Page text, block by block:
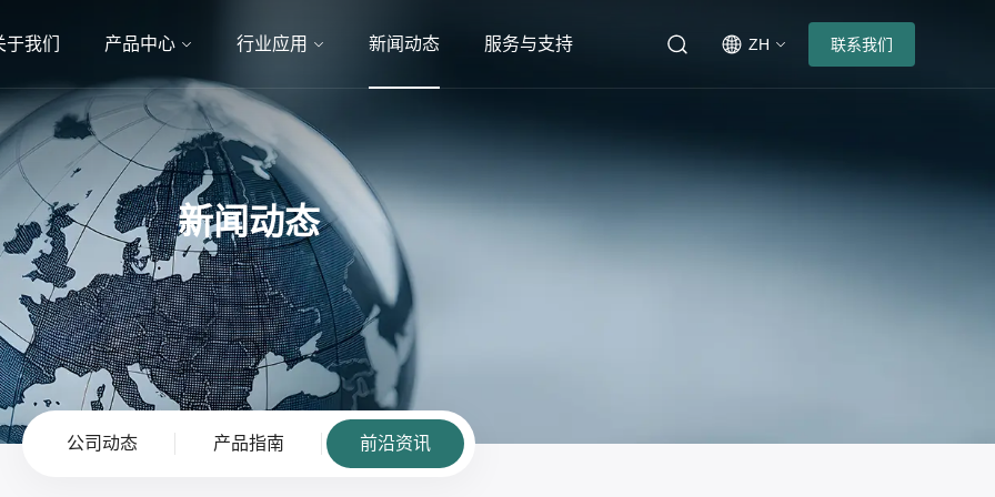
于我们 产品中心 行业应用 新闻动态 服务与支持 ZH 联系我们
新闻动态
公司动态 产品指南 前沿资讯